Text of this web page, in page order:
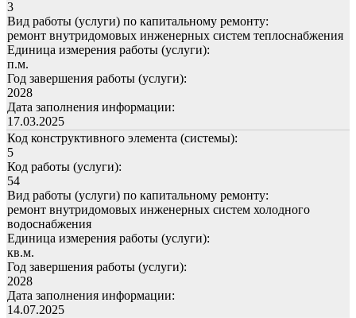
3
Вид работы (услуги) по капитальному ремонту:
ремонт внутридомовых инженерных систем теплоснабжения
Единица измерения работы (услуги):
п.м.
Год завершения работы (услуги):
2028
Дата заполнения информации:
17.03.2025
Код конструктивного элемента (системы):
5
Код работы (услуги):
54
Вид работы (услуги) по капитальному ремонту:
ремонт внутридомовых инженерных систем холодного
водоснабжения
Единица измерения работы (услуги):
кв.м.
Год завершения работы (услуги):
2028
Дата заполнения информации:
14.07.2025